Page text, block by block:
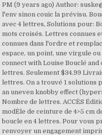
PM (9 years ago) Author:
l'env sinon couic la prévisu.
avec 4 lettres, Solutions pour:
mots croisés. Lettres connues
connues dans l'ordre et
espace, un point, une virgule
connect with Louise Bouclé
lettres. Seulement $34.99
lettres. On a trouvé 1 solutions
an uneven knobby effect
Nombre de lettres. ACCÈS
modÈle de ceinture de 4>5 cm
boucle en 4 lettres. Pour vous
renvoyer un engagement